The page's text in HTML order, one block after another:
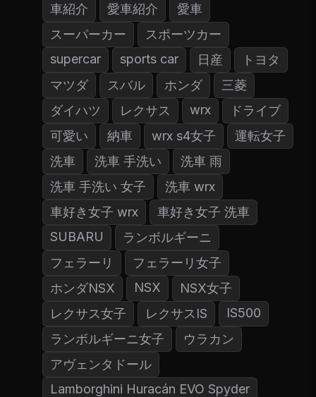
車紹介
愛車紹介
愛車
スーパーカー
スポーツカー
supercar
sports car 日産
トヨタ
マツダ
スバル ホンダ
三菱
ダイハツ
レクサス wrx
ドライブ
可愛い
納車 wrx s4女子
運転女子
洗車
洗車 手洗い
洗車 雨
洗車 手洗い 女子
洗車 wrx
車好き女子 wrx
車好き女子 洗車
SUBARU
ランボルギーニ
フェラーリ
フェラーリ女子
ホンダNSX
NSX
NSX女子
レクサス女子
レクサスIS
IS500
ランボルギーニ女子
ウラカン
アヴェンタドール
Lamborghini Huracán EVO Spyder